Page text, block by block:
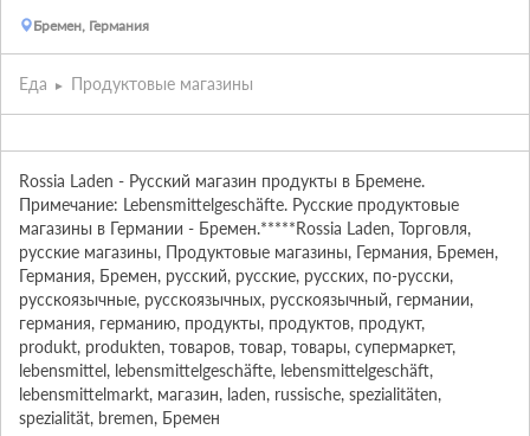
Бремен, Германия
Еда Продуктовые магазины
Rossia Laden - Русский магазин продукты в Бремене.
Примечание: Lebensmittelgeschäfte. Русские продуктовые
магазины в Германии - Бремен.*****Rossia Laden, Торговля,
русские магазины, Продуктовые магазины, Германия, Бремен,
Германия, Бремен, русский, русские, русских, по-русски,
русскоязычные, русскоязычных, русскоязычный, германии,
германия, германию, продукты, продуктов, продукт,
produkt, produkten, товаров, товар, товары, супермаркет,
lebensmittel, lebensmittelgeschäfte, lebensmittelgeschäft,
lebensmittelmarkt, магазин, laden, russische, spezialitäten,
spezialität, bremen, Бремен